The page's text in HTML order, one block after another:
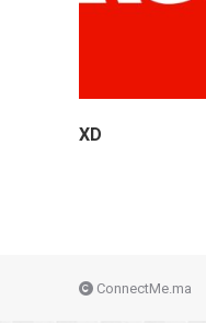
XD
ConnectMe.ma